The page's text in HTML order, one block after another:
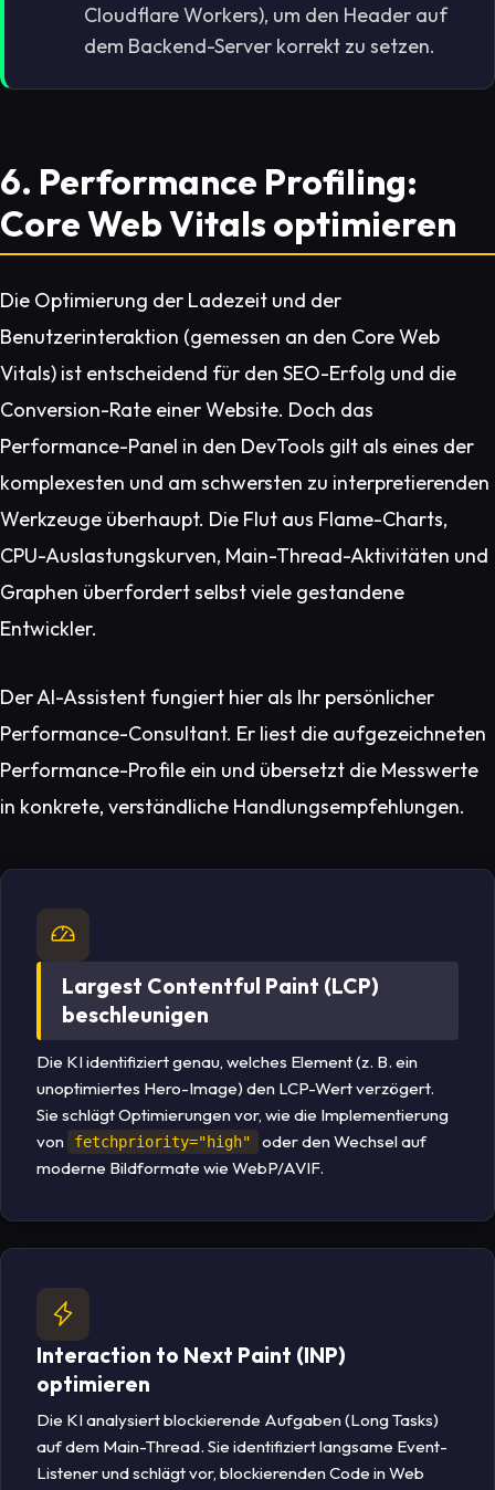
Cloudflare Workers), um den Header auf
dem Backend-Server korrekt zu setzen.
6. Performance Profiling:
Core Web Vitals optimieren
Die Optimierung der Ladezeit und der
Benutzerinteraktion (gemessen an den Core Web
Vitals) ist entscheidend für den SEO-Erfolg und die
Conversion-Rate einer Website. Doch das
Performance-Panel in den DevTools gilt als eines der
komplexesten und am schwersten zu interpretierenden
Werkzeuge überhaupt. Die Flut aus Flame-Charts,
CPU-Auslastungskurven, Main-Thread-Aktivitäten und
Graphen überfordert selbst viele gestandene
Entwickler.
Der AI-Assistent fungiert hier als Ihr persönlicher
Performance-Consultant. Er liest die aufgezeichneten
Performance-Profile ein und übersetzt die Messwerte
in konkrete, verständliche Handlungsempfehlungen.
Largest Contentful Paint (LCP)
beschleunigen
Die KI identifiziert genau, welches Element (z. B. ein
unoptimiertes Hero-Image) den LCP-Wert verzögert.
Sie schlägt Optimierungen vor, wie die Implementierung
von
fetchpriority="high"
oder den Wechsel auf
moderne Bildformate wie WebP/AVIF.
Interaction to Next Paint (INP)
optimieren
Die KI analysiert blockierende Aufgaben (Long Tasks)
auf dem Main-Thread. Sie identifiziert langsame Event-
Listener und schlägt vor, blockierenden Code in Web